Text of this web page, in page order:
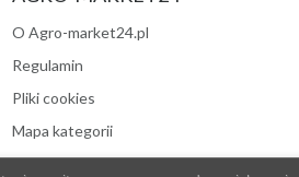
O Agro-market24.pl
Regulamin
Pliki cookies
Mapa kategorii